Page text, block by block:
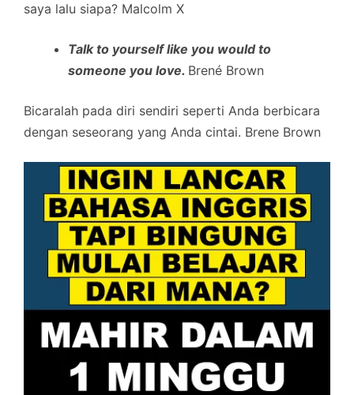
saya lalu siapa? Malcolm X
Talk to yourself like you would to
someone you love. Brené Brown
Bicaralah pada diri sendiri seperti Anda berbicara
dengan seseorang yang Anda cintai. Brene Brown